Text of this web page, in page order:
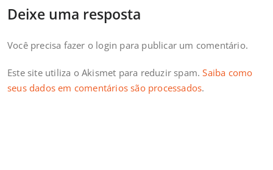
Deixe uma resposta
Você precisa fazer o login para publicar um comentário.
Este site utiliza o Akismet para reduzir spam.Saiba como
seus dados em comentários são processados.